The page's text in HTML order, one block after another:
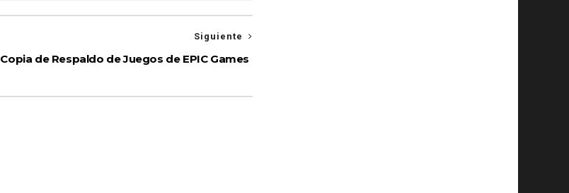
Siguiente
Copia de Respaldo de Juegos de EPIC Games